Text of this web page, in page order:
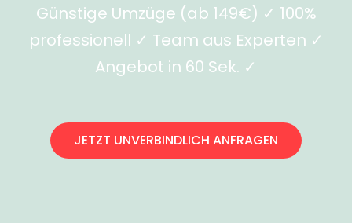
Günstige Umzüge (ab 149€) ✓ 100%
professionell ✓ Team aus Experten ✓
Angebot in 60 Sek. ✓
JETZT UNVERBINDLICH ANFRAGEN